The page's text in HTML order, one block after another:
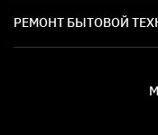
РЕМОНТ БЫТОВОЙ